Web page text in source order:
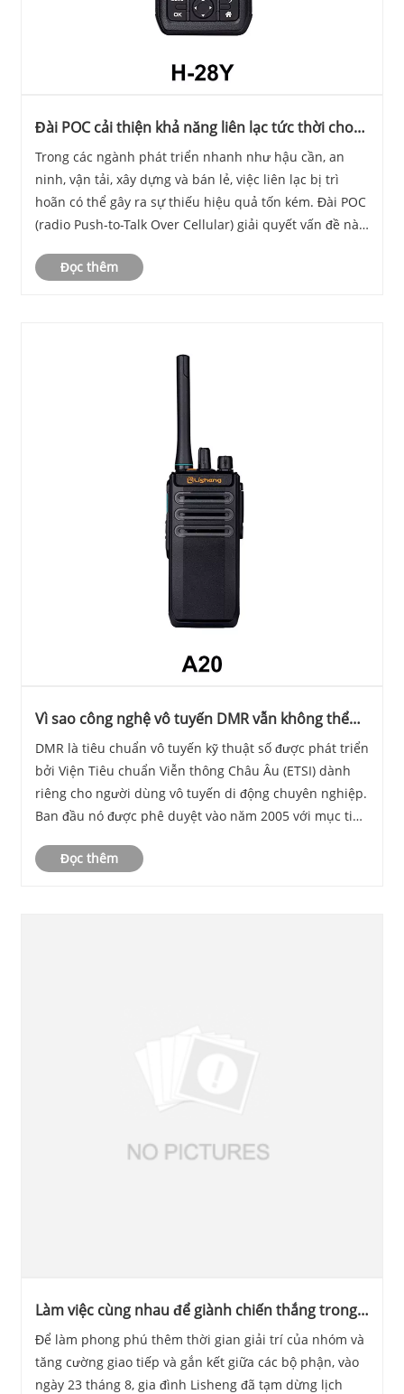
Đài POC cải thiện khả năng liên lạc tức thời cho
các doanh nghiệp hiện đại như thế nào?
Trong các ngành phát triển nhanh như hậu cần, an
ninh, vận tải, xây dựng và bán lẻ, việc liên lạc bị trì
hoãn có thể gây ra sự thiếu hiệu quả tốn kém. Đài POC
(radio Push-to-Talk Over Cellular) giải quyết vấn đề này
trên toàn quốc và thậm chí toàn c......
Đọc thêm
Vì sao công nghệ vô tuyến DMR vẫn không thể
DMR là tiêu chuẩn vô tuyến kỹ thuật số được phát triển
bởi Viện Tiêu chuẩn Viễn thông Châu Âu (ETSI) dành
riêng cho người dùng vô tuyến di động chuyên nghiệp.
Ban đầu nó được phê duyệt vào năm 2005 với mục tiêu
nghiệp.Đọc thêm
Làm việc cùng nhau để giành chiến thắng trong
tương lai! Hoạt động xây dựng và mở rộng nhóm
ngoài trời năm 2025 của Lisheng
Communications đã thành công trọn vẹn
Để làm phong phú thêm thời gian giải trí của nhóm và
tăng cường giao tiếp và gắn kết giữa các bộ phận, vào
ngày 23 tháng 8, gia đình Lisheng đã tạm dừng lịch